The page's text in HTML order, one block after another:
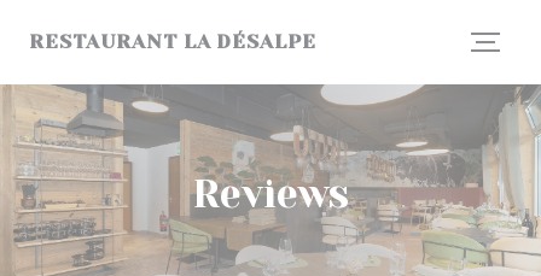
RESTAURANT LA DÉSALPE
Reviews